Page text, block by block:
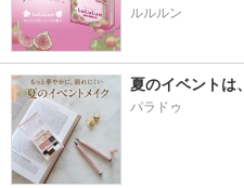
ルルルン
夏のイベントは
パラドゥ